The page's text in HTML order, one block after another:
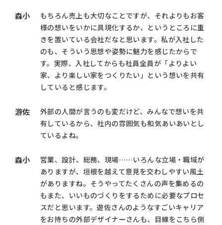
森小
もちろん売上も大切なことですが、それよりもお客
様の想いをいかに具現化するか、というところに重
きを置いている会社だなと思います。私が入社した
のも、そういう思想や姿勢に魅力を感じたからで
す。実際、入社してからも社員全員が「よりよい
家、より楽しい家をつくりたい」という想いを共有
していると感じます。
游佐
外部の人間が言うのも変だけど、みんなで想いを共
有しているから、社内の雰囲気も和気あいあいとし
ているよね。
森小
営業、設計、総務、現場……いろんな立場・職域が
ありますが、垣根を越えて意見を交わしやすい風土
がありますね。そうやってたくさんの声を集めるの
もまた、いいものづくりをするために必要なプロセ
スだと思います。遊佐さんのようなすごいキャリア
をお持ちの外部デザイナーさんも、目線をこちら側